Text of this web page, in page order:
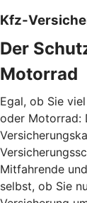
Kfz-
Der
Motorrad
Egal, ob Sie
oder Motorrad:
Mitfahrende
selbst, ob Sie